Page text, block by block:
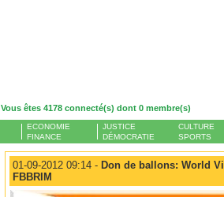
Vous êtes 4178 connecté(s) dont 0 membre(s)
ECONOMIE
FINANCE
JUSTICE
DÉMOCRATIE
CULTURE
SPORTS
01-09-2012 09:14 - Don de ballons: World
FBBRIM